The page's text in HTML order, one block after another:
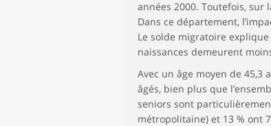
années 2000. Toutefois,
Dans ce département,
Le solde migratoire
naissances demeurent
Avec un âge moyen de
âgés, bien plus que
seniors sont
métropolitaine) et 13 % ont